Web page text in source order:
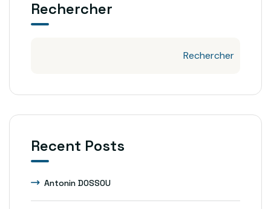
Rechercher
Rechercher
Recent Posts
Antonin DOSSOU